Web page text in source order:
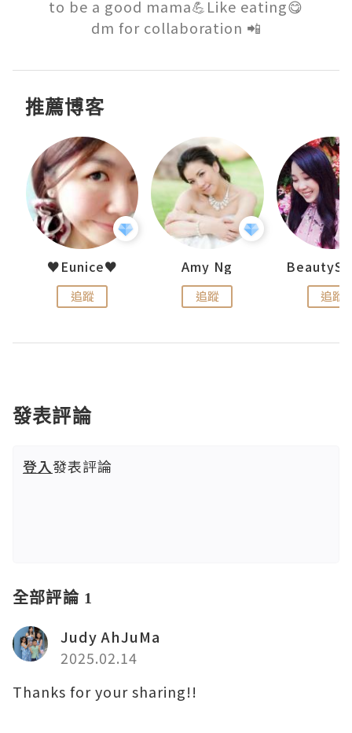
to be a good mama💪Like eating😋
dm for collaboration 📲
推薦博客
♥Eunice♥
追蹤
Amy Ng
追蹤 追蹤
發表評論
登入發表評論
全部評論 1
Judy AhJuMa
2025.02.14
Thanks for your sharing!!